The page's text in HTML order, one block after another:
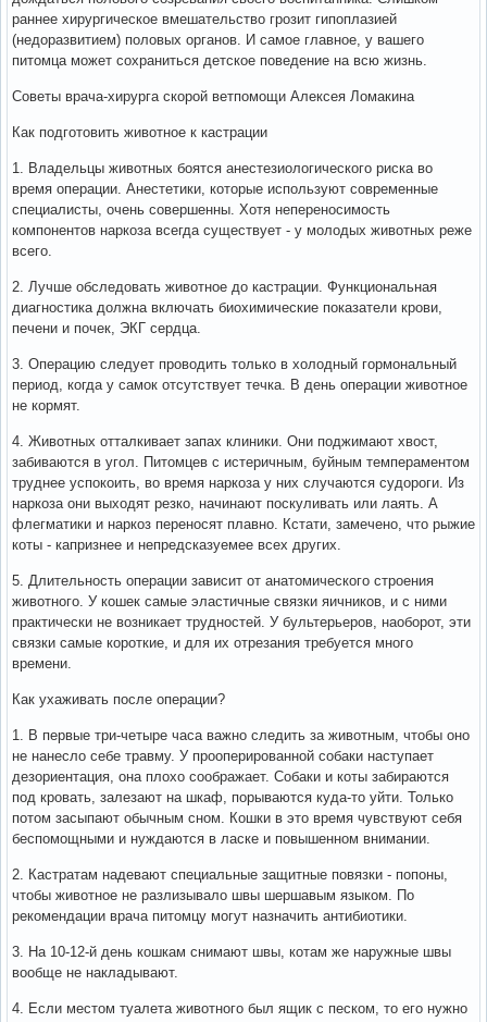
раннее хирургическое вмешательство грозит гипоплазией
(недоразвитием) половых органов. И самое главное, у вашего
питомца может сохраниться детское поведение на всю жизнь.
Советы врача-хирурга скорой ветпомощи Алексея Ломакина
Как подготовить животное к кастрации
1. Владельцы животных боятся анестезиологического риска во
время операции. Анестетики, которые используют современные
специалисты, очень совершенны. Хотя непереносимость
компонентов наркоза всегда существует - у молодых животных реже
всего.
2. Лучше обследовать животное до кастрации. Функциональная
диагностика должна включать биохимические показатели крови,
печени и почек, ЭКГ сердца.
3. Операцию следует проводить только в холодный гормональный
период, когда у самок отсутствует течка. В день операции животное
не кормят.
4. Животных отталкивает запах клиники. Они поджимают хвост,
забиваются в угол. Питомцев с истеричным, буйным темпераментом
труднее успокоить, во время наркоза у них случаются судороги. Из
наркоза они выходят резко, начинают поскуливать или лаять. А
флегматики и наркоз переносят плавно. Кстати, замечено, что рыжие
коты - капризнее и непредсказуемее всех других.
5. Длительность операции зависит от анатомического строения
животного. У кошек самые эластичные связки яичников, и с ними
практически не возникает трудностей. У бультерьеров, наоборот, эти
связки самые короткие, и для их отрезания требуется много
времени.
Как ухаживать после операции?
1. В первые три-четыре часа важно следить за животным, чтобы оно
не нанесло себе травму. У прооперированной собаки наступает
дезориентация, она плохо соображает. Собаки и коты забираются
под кровать, залезают на шкаф, порываются куда-то уйти. Только
потом засыпают обычным сном. Кошки в это время чувствуют себя
беспомощными и нуждаются в ласке и повышенном внимании.
2. Кастратам надевают специальные защитные повязки - попоны,
чтобы животное не разлизывало швы шершавым языком. По
рекомендации врача питомцу могут назначить антибиотики.
3. На 10-12-й день кошкам снимают швы, котам же наружные швы
вообще не накладывают.
4. Если местом туалета животного был ящик с песком, то его нужно